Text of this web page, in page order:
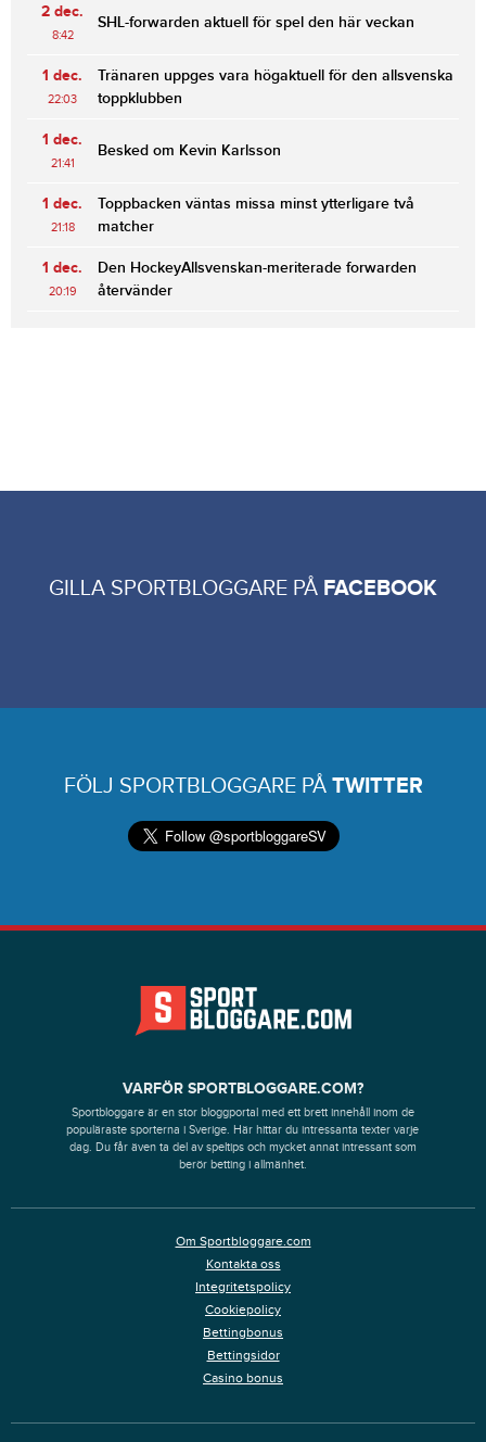
2 dec.
8:42
SHL-forwarden aktuell för spel den här veckan
1 dec.
22:03
Tränaren uppges vara högaktuell för den allsvenska
toppklubben
1 dec.
21:41
Besked om Kevin Karlsson
1 dec.
21:18
Toppbacken väntas missa minst ytterligare två
matcher
1 dec.
20:19
Den HockeyAllsvenskan-meriterade forwarden
återvänder
GILLA SPORTBLOGGARE PÅ FACEBOOK
FÖLJ SPORTBLOGGARE PÅ TWITTER
VARFÖR SPORTBLOGGARE.COM?
Sportbloggare är en stor bloggportal med ett brett innehåll inom de
populäraste sporterna i Sverige. Här hittar du intressanta texter varje
dag. Du får även ta del av speltips och mycket annat intressant som
berör betting i allmänhet.
Om Sportbloggare.com
Kontakta oss
Integritetspolicy
Cookiepolicy
Bettingbonus
Bettingsidor
Casino bonus